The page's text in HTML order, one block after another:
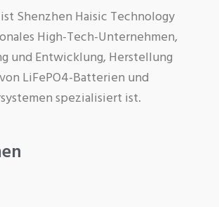
Shenzhen Haisic Technology
High-Tech-Unternehmen,
und Entwicklung, Herstellung
LiFePO4-Batterien und
spezialisiert ist.